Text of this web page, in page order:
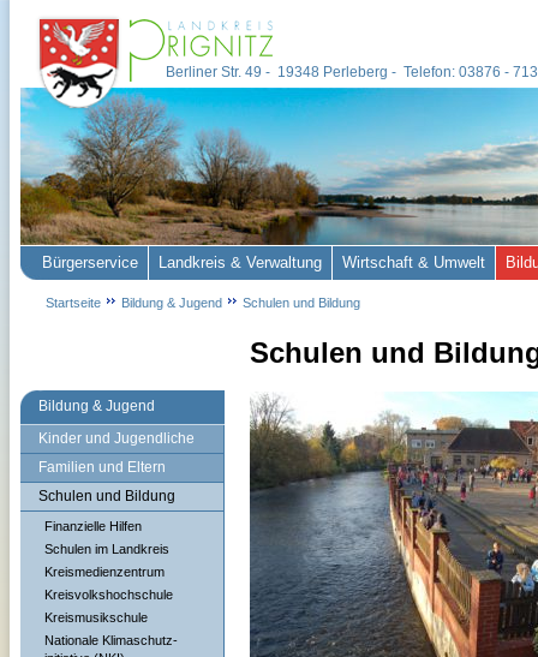
Bildung & Jugend
Kinder und Jugendliche
Familien und Eltern
Schulen und Bildung
Finanzielle Hilfen
Schulen im Landkreis
Kreismedienzentrum
Kreisvolkshochschule
Kreismusikschule
Nationale Klimaschutz-
Schulen und
Berliner Str. 49 - 19348 Perleberg - Telefon: 03876 -
Bürgerservice Landkreis & Verwaltung Wirtschaft & Umwelt
Startseite Bildung & Jugend Schulen und Bildung